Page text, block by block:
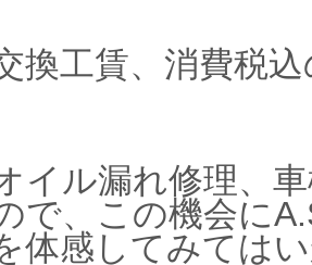
換工賃、消費税
イル漏れ修理、
で、この機会に
体感してみては